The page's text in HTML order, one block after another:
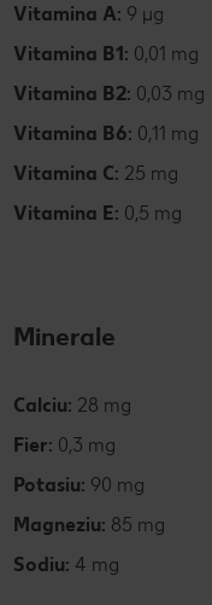
Vitamina A: 9 µg
Vitamina B1: 0,01 mg
Vitamina B2: 0,03 mg
Vitamina B6: 0,11 mg
Vitamina C: 25 mg
Vitamina E: 0,5 mg
Minerale
Calciu: 28 mg
Fier: 0,3 mg
Potasiu: 90 mg
Magneziu: 85 mg
Sodiu: 4 mg